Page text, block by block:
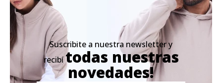
Suscribite a nuestra newsletter y
recibítodas nuestras
novedades!